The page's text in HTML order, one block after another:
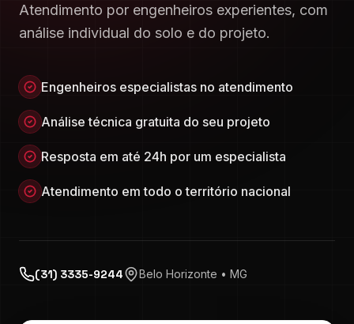
Atendimento por engenheiros experientes, com
análise individual do solo e do projeto.
Engenheiros especialistas no atendimento
Análise técnica gratuita do seu projeto
Resposta em até 24h por um especialista
Atendimento em todo o território nacional
(31) 3335-9244 Belo Horizonte • MG